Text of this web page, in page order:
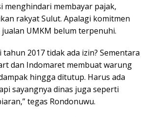
menghindari membayar pajak,
rakyat Sulut. Apalagi komitmen
jualan UMKM belum terpenuhi.
tahun 2017 tidak ada izin? Sementara
dan Indomaret membuat warung
hingga ditutup. Harus ada
sayangnya dinas juga seperti
tegas Rondonuwu.